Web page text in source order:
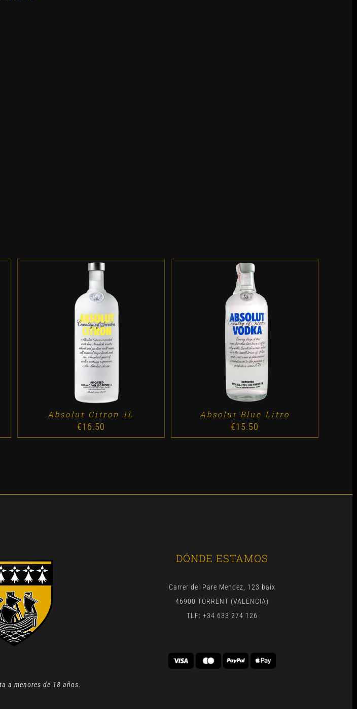
ADD TO CART / DETALLES
Absolut Citron 1L
€16.50
ADD TO CART / DETALLES
Absolut Blue Litro
€15.50
a menores de 18 años.
DÓNDE ESTAMOS
Carrer del Pare Mendez, 123 baix
46900 TORRENT (VALENCIA)
TLF: +34 633 274 126